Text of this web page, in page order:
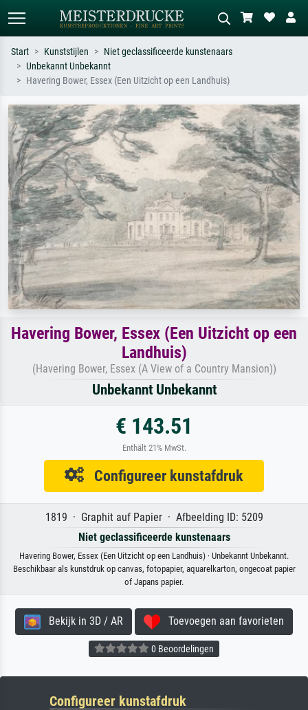
Standaard zoeken AI-beeldzoeker
Monet, Sterrennacht, impressionisme,
Hokusai-golf, naakt.
weide, abstract met veel rood, donker
olieverfschilderij, staand naakt naast
een boom.
Start Kunststijlen
Niet geclassificeerde kunstenaars
Unbekannt Unbekannt
Havering Bower, Essex (Een Uitzicht op een Landhuis)
Havering Bower, Essex (Een Uitzicht op een
Landhuis)
(Havering Bower, Essex (A View of a Country Mansion))
Unbekannt Unbekannt
€ 143.51
Enthält 21% MwSt.
Configureer kunstafdruk
1819 · Graphit auf Papier · Afbeelding ID: 5209
Niet geclassificeerde kunstenaars
Havering Bower, Essex (Een Uitzicht op een Landhuis) · Unbekannt Unbekannt.
Beschikbaar als kunstdruk op canvas, fotopapier, aquarelkarton, ongecoat papier
of Japans papier.
Bekijk in 3D / AR Toevoegen aan favorieten
0 Beoordelingen
Configureer kunstafdruk